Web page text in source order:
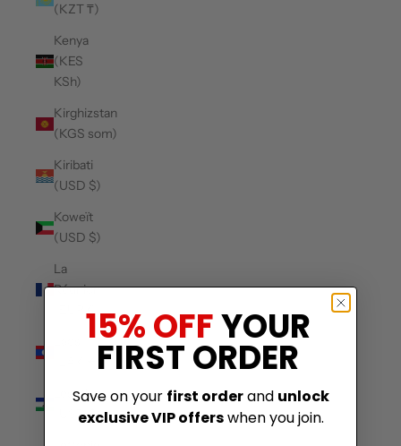
(KZT ₸)
Kenya
(KES
KSh)
Kirghizstan
(KGS som)
Kiribati
(USD $)
Koweït
(USD $)
La
Réunion
(EUR €)
Lesotho
(USD $)
15% OFFYOUR
FIRST ORDER
Save on your first orderand unlock
exclusive VIP offerswhen you join.